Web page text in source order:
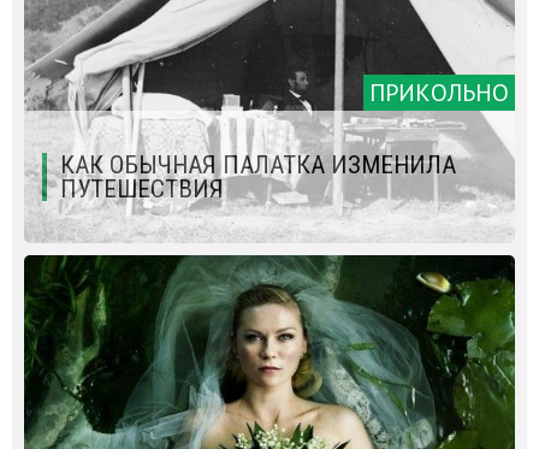
ПРИКОЛЬНО
КАК ОБЫЧНАЯ ПАЛАТКА ИЗМЕНИЛА
ПУТЕШЕСТВИЯ